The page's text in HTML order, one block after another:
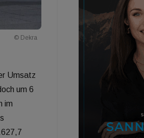
© Dekra
Umsatz
um 6
im